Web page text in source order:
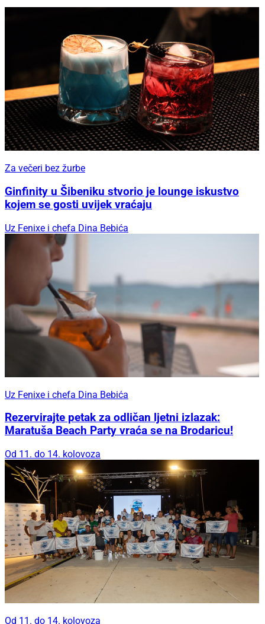
Za večeri bez žurbe
Ginfinity u Šibeniku stvorio je lounge iskustvo
kojem se gosti uvijek vraćaju
Uz Fenixe i chefa Dina Bebića
Uz Fenixe i chefa Dina Bebića
Rezervirajte petak za odličan ljetni izlazak:
Maratuša Beach Party vraća se na Brodaricu!
Od 11. do 14. kolovoza
Od 11. do 14. kolovoza